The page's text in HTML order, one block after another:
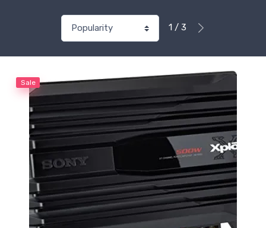
1 / 3
Sale